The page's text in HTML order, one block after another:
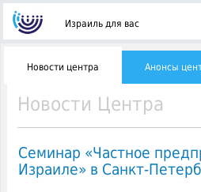
Израиль для вас
Новости центра Анонсы
Новости Центра
Семинар «Частное
Израиле» в Санкт-